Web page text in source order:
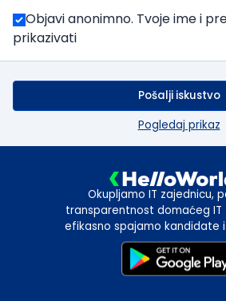
Objavi anonimno. Tvoje ime i
prikazivati
Pošalji iskustvo
Pogledaj prikaz
Okupljamo IT zajednicu,
transparentnost domaćeg IT
efikasno spajamo kandidate